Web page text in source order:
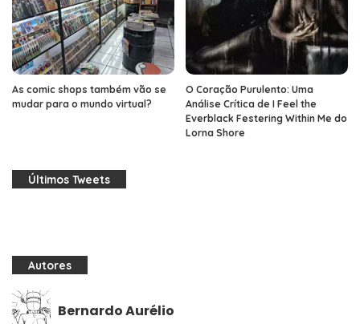
As comic shops também vão se
mudar para o mundo virtual?
O Coração Purulento: Uma
Análise Crítica de I Feel the
Everblack Festering Within Me do
Lorna Shore
Últimos Tweets
Autores
Bernardo Aurélio